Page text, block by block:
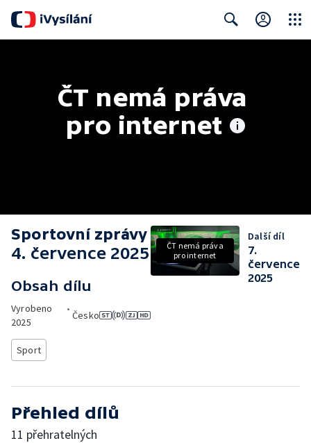
ČT nemá práva
pro internet
Sportovní zprávy
4. července 2025
Obsah dílu
Vyrobeno
2025
•
Česko
Sport
ČT nemá práva
pro internet
Další díl
7.
července
2025
Přehled dílů
11 přehratelných